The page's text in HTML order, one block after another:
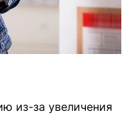
из-за увеличения